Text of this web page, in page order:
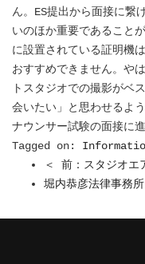
ん。ES提出から面接に繋
いのほか重要であること
に設置されている証明機
おすすめできません。や
トスタジオでの撮影がベ
会いたい」と思わせるよ
ナウンサー試験の面接に進
Tagged on:
＜ 前：スタジオエ
堀内恭彦法律事務